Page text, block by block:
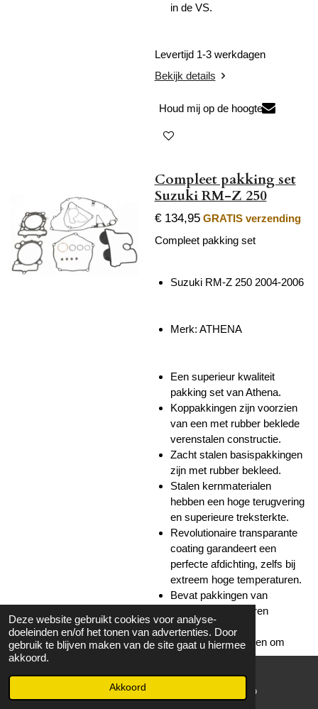
Deze website gebruikt cookies voor analyse-
doeleinden en/of het tonen van advertenties. Door
gebruik te blijven maken van de site gaat u hiermee
akkoord.
Akkoord
in de VS.
Levertijd 1-3 werkdagen
Bekijk details
Houd mij op de hoogte
Compleet pakking set
Suzuki RM-Z 250
€ 134,95 GRATIS verzending
Compleet pakking set
Suzuki RM-Z 250 2004-2006
Merk: ATHENA
Een superieur kwaliteit
pakking set van Athena.
Koppakkingen zijn voorzien
van een met rubber beklede
verenstalen constructie.
Zacht stalen basispakkingen
zijn met rubber bekleed.
Stalen kernmaterialen
hebben een hoge terugvering
en superieure treksterkte.
Revolutionaire transparante
coating garandeert een
perfecte afdichting, zelfs bij
extreem hoge temperaturen.
Bevat pakkingen van
topkwaliteit, rubberen
onderdelen en
klepsteelafdichtingen om
respectievelijk top- en
complete motoren te
Oliekeerringen niet
WhatsApp